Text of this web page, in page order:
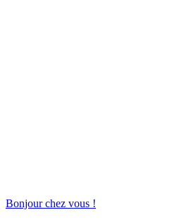
Bonjour chez vous !